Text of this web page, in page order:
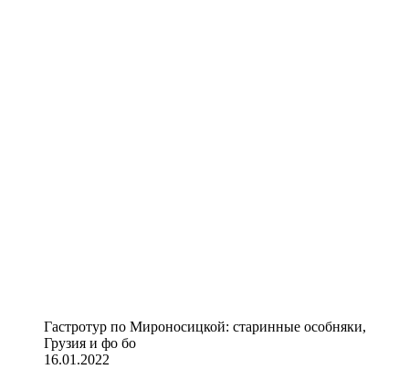
Гастротур по Мироносицкой: старинные особняки,
Грузия и фо бо
16.01.2022